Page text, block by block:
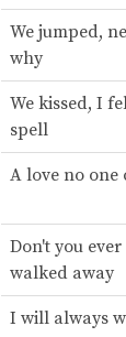
We jumped,
why
We kissed, I
spell
A love no one
Don't you
walked away
I will always